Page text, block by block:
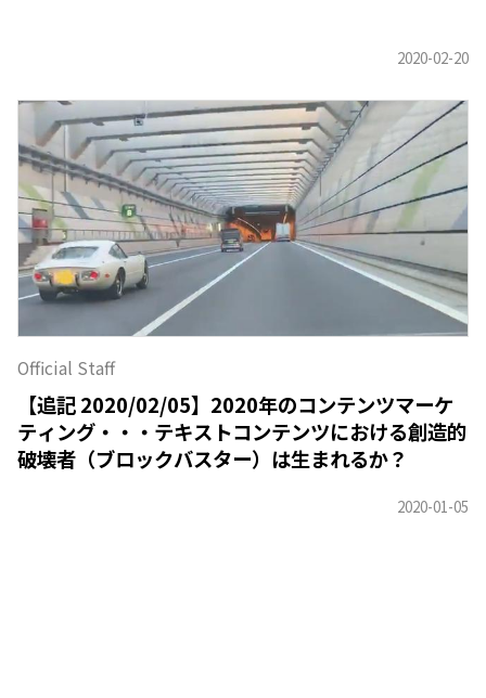
Official Staff
【追記 2020/02/05】2020年のコンテンツマーケ
ティング・・・テキストコンテンツにおける創造的
破壊者（ブロックバスター）は生まれるか？